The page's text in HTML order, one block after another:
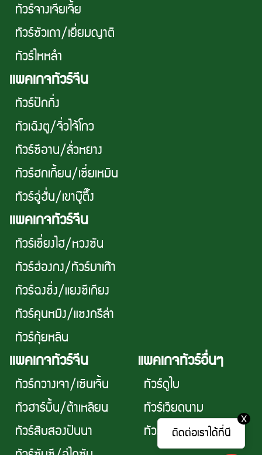
ทัวร์จางเจียเจี้ย
ทัวร์ซัวเถา/เยี่ยมญาติ
ทัวร์ไหหลำ
เเพคเกจทัวร์จีน
ทัวร์ปักกิ่ง
ทัวเฉิงตู/จิ่วไจ้โกว
ทัวร์ซีอาน/ลั่วหยาง
ทัวร์ฮกเกี้ยน/เซี่ยเหมิน
ทัวร์อู่ฮั่น/เขาบู๊ตึ๊ง
เเพคเกจทัวร์จีน
ทัวร์เซี่ยงไฮ/หวงซัน
ทัวร์ฮ่องกง/ทัวร์มาเก๊า
ทัวร์ฉงซิ่ง/แยงซีเกียง
ทัวร์คุนหมิง/แซงกรีล่า
ทัวร์กุ้ยหลิน
เเพคเกจทัวร์จีน
ทัวร์กวางเจา/เซินเจิ้น
ทัวฮาร์บิ้น/ต้าเหลียน
ทัวร์สิบสองปันนา
แพคเกจทัวร์อื่นๆ
ทัวร์ดูไบ
ทัวร์เวียดนาม
ทัวร์ไต้หวันติดต่อเราได้ที่นี
X